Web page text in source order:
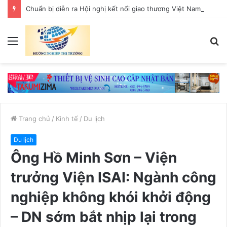
Trang chủ / Kinh tế / Du lịch
Du lịch
Ông Hồ Minh Sơn – Viện
trưởng Viện ISAI: Ngành công
nghiệp không khói khởi động
– DN sớm bắt nhịp lại trong